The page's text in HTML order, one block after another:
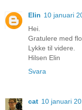
Elin 10 januari
Hei.
Gratulere med
Lykke til videre.
Hilsen Elin
Svara
cat 10 januari